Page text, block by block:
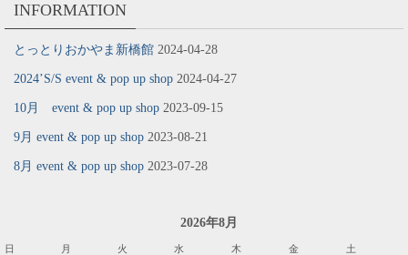
INFORMATION
とっとりおかやま新橋館 2024-04-28
2024’S/S event & pop up shop 2024-04-27
10月 event & pop up shop 2023-09-15
9月 event & pop up shop 2023-08-21
8月 event & pop up shop 2023-07-28
2026年8月
日 月 火 水 木 金 土